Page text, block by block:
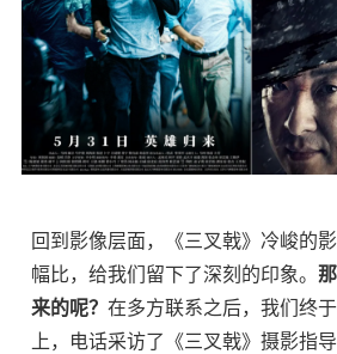
回到影像层面，《三叉戟》冷峻的
幅比，给我们留下了深刻的印象。
来的呢？ 在多方联系之后，我们终
上，电话采访了《三叉戟》摄影指导